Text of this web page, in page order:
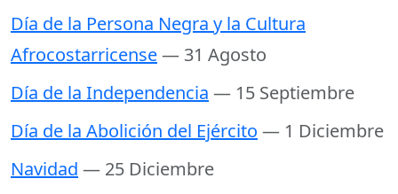
Día de la Persona Negra y la Cultura
Afrocostarricense— 31 Agosto
Día de la Independencia — 15 Septiembre
Día de la Abolición del Ejército — 1 Diciembre
Navidad — 25 Diciembre